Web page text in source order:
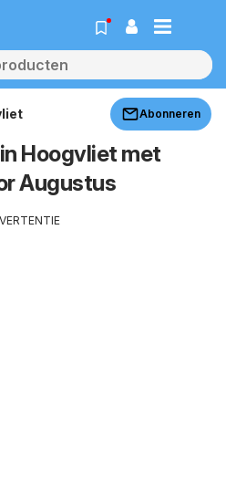
Abonneren
Hoogvliet met
Augustus